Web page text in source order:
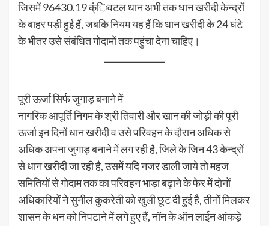
जिसमें 96430.19 क्ंिवटल धान अभी तक धान खरीदी केन्द्रों
के बाहर पड़ी हुई हैं, जबकि नियम यह हैं कि धान खरीदी के 24 घंटे
के भीतर उसे संबंधित गोदामों तक पहुंचा देना चाहिए।
पूरी ऊर्जा सिर्फ जुगाड़ बनाने में
नागरिक आपूर्ति निगम के श्री तिवारी और खान की जोड़ी की पूरी
ऊर्जा इन दिनों धान खरीदी व उसे परिवहन के दौरान अधिक से
अधिक अपना जुगाड़ बनाने में लग रही है, जिले के जिन 43 केन्द्रों
से धान खरीदी जा रही है, उसमें यदि नजर डाली जाये तो महज
समितियों से गोदाम तक का परिवहन भाड़ा बढ़ाने के फेर में दोनों
अधिकारियों ने सुनील कुकरेती को खुली छूट दी हुई है, तीनों मिलकर
शासन के धन को निपटाने में लगे हुए हैं, नॉन के ऑन लाईन आंकड़े